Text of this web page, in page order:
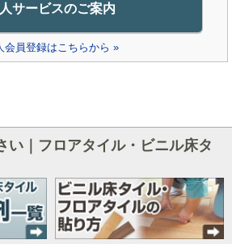
サービスのご案内
会員登録はこちらから »
い｜フロアタイル・ビニル床タ